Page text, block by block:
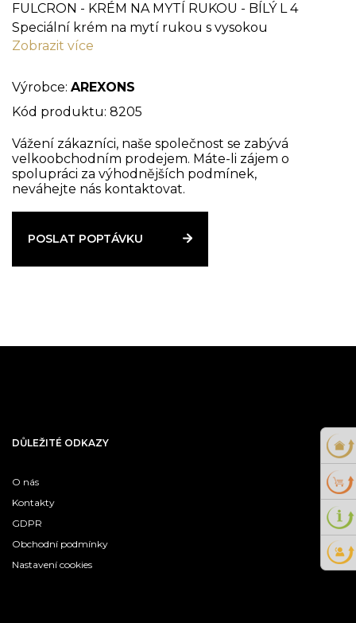
Zobrazit více
FULCRON - KRÉM NA MYTÍ RUKOU - BÍLÝ L 4
Speciální krém na mytí rukou s vysokou
odmašťovací schopností. Působí rychle a šetrně
a výrazný zvláčňující účinek.
Výrobce: AREXONS
Kód produktu: 8205
Vážení zákazníci, naše společnost se zabývá
velkoobchodním prodejem. Máte-li zájem o
spolupráci za výhodnějších podmínek,
neváhejte nás kontaktovat.
POSLAT POPTÁVKU
DŮLEŽITÉ ODKAZY
O nás
Kontakty
GDPR
Obchodní podmínky
Nastavení cookies